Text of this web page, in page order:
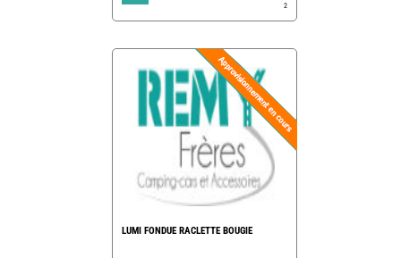
2
LUMI FONDUE RACLETTE BOUGIE